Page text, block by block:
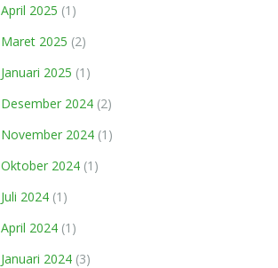
April 2025 (1)
Maret 2025 (2)
Januari 2025 (1)
Desember 2024 (2)
November 2024 (1)
Oktober 2024 (1)
Juli 2024 (1)
April 2024 (1)
Januari 2024 (3)